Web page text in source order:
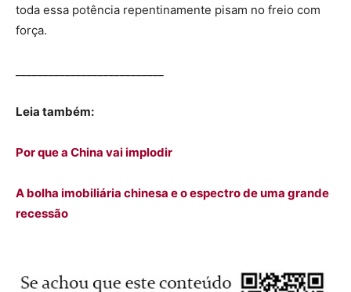
toda essa potência repentinamente pisam no freio com
força.
Leia também:
Por que a China vai implodir
A bolha imobiliária chinesa e o espectro de uma grande
recessão